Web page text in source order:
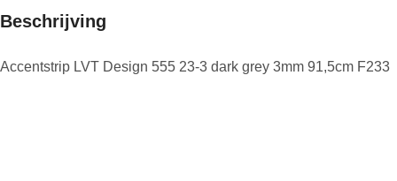
Beschrijving
Accentstrip LVT Design 555 23-3 dark grey 3mm 91,5cm F233